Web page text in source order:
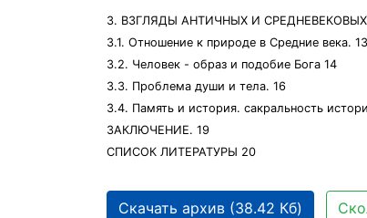
3. ВЗГЛЯДЫ АНТИЧНЫХ И
3.1. Отношение к природе в Средние века. 13
3.2. Человек - образ и подобие Бога 14
3.3. Проблема души и тела. 16
3.4. Память и история. сакральность
ЗАКЛЮЧЕНИЕ. 19
СПИСОК ЛИТЕРАТУРЫ 20
Скачать архив (38.42 Кб)